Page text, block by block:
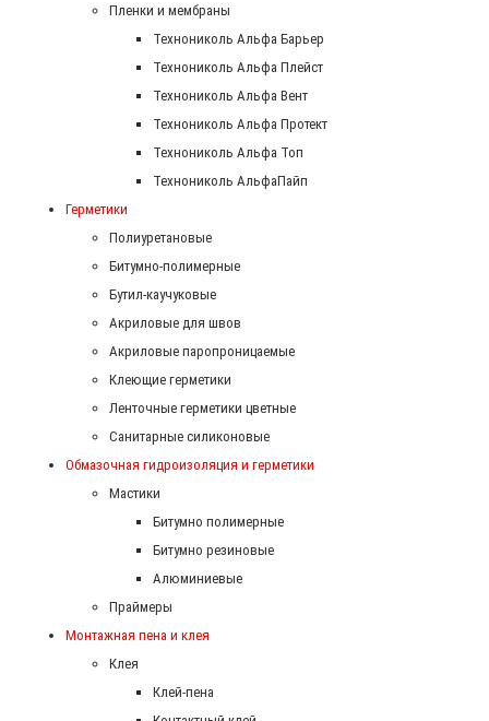
Пленки и мембраны
Технониколь Альфа Барьер
Технониколь Альфа Плейст
Технониколь Альфа Вент
Технониколь Альфа Протект
Технониколь Альфа Топ
Технониколь АльфаПайп
Герметики
Полиуретановые
Битумно-полимерные
Бутил-каучуковые
Акриловые для швов
Акриловые паропроницаемые
Клеющие герметики
Ленточные герметики цветные
Санитарные силиконовые
Обмазочная гидроизоляция и герметики
Мастики
Битумно полимерные
Битумно резиновые
Алюминиевые
Праймеры
Монтажная пена и клея
Клея
Клей-пена